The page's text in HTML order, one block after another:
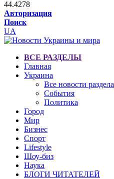
44.4278
Авторизация
Поиск
UA
ВСЕ РАЗДЕЛЫ
Главная
Украина
Все новости раздела
События
Политика
Город
Мир
Бизнес
Спорт
Lifestyle
Шоу-биз
Наука
БЛОГИ ЧИТАТЕЛЕЙ